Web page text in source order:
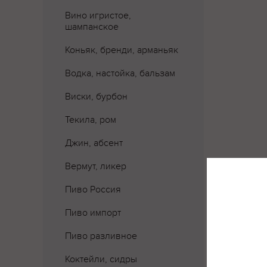
Вино игристое,
шампанское
Коньяк, бренди, арманьяк
Водка, настойка, бальзам
Виски, бурбон
Текила, ром
Джин, абсент
Вермут, ликер
Пиво Россия
Пиво импорт
Пиво разливное
Коктейли, сидры